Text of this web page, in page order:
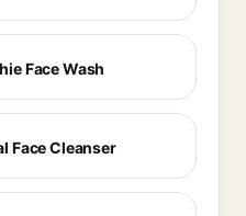
Face Wash
Face Cleanser